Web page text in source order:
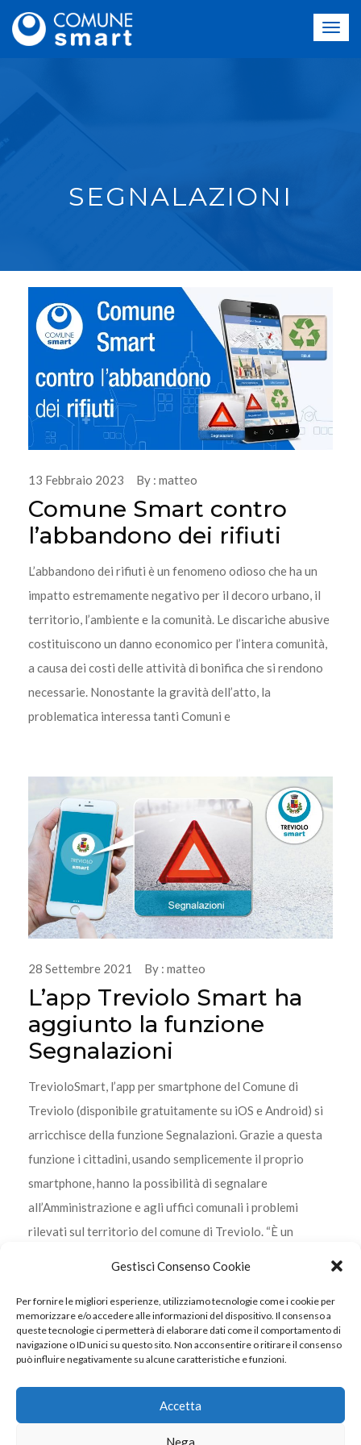
Gestisci Consenso Cookie
Per fornire le migliori esperienze, utilizziamo tecnologie come i cookie per
memorizzare e/o accedere alle informazioni del dispositivo. Il consenso a
queste tecnologie ci permetterà di elaborare dati come il comportamento di
navigazione o ID unici su questo sito. Non acconsentire o ritirare il consenso
può influire negativamente su alcune caratteristiche e funzioni.
Accetta
Nega
SEGNALAZIONI
13 Febbraio 2023 By : matteo
Comune Smart contro
l’abbandono dei rifiuti
L’abbandono dei rifiuti è un fenomeno odioso che ha un
impatto estremamente negativo per il decoro urbano, il
territorio, l’ambiente e la comunità. Le discariche abusive
costituiscono un danno economico per l’intera comunità,
a causa dei costi delle attività di bonifica che si rendono
necessarie. Nonostante la gravità dell’atto, la
problematica interessa tanti Comuni e
28 Settembre 2021 By : matteo
L’app Treviolo Smart ha
aggiunto la funzione
Segnalazioni
TrevioloSmart, l’app per smartphone del Comune di
Treviolo (disponibile gratuitamente su iOS e Android) si
arricchisce della funzione Segnalazioni. Grazie a questa
funzione i cittadini, usando semplicemente il proprio
smartphone, hanno la possibilità di segnalare
all’Amministrazione e agli uffici comunali i problemi
rilevati sul territorio del comune di Treviolo. “È un
© 2022 Internavigare Srl - All Rights Reserved
Via IV Novembre, 2 - 22070 Bulgarograsso (CO) - P.IVA
14190170960